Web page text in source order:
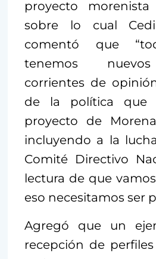
proyecto
sobre lo cual
comentó que
tenemos
corrientes de
de la política que
proyecto de
incluyendo a la
Comité Directivo
lectura de que
eso necesitamos ser
Agregó que un
recepción de